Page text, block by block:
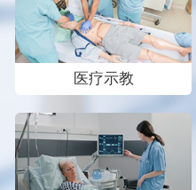
医疗示教